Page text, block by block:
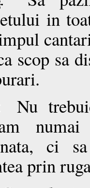
in
scop sa
ci
prin